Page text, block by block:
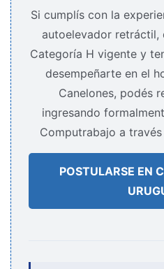
Si cumplís con la
autoelevador retráctil,
Categoría H vigente y
desempeñarte en el
Canelones, podés
ingresando
Computrabajo a
POSTULARSE EN